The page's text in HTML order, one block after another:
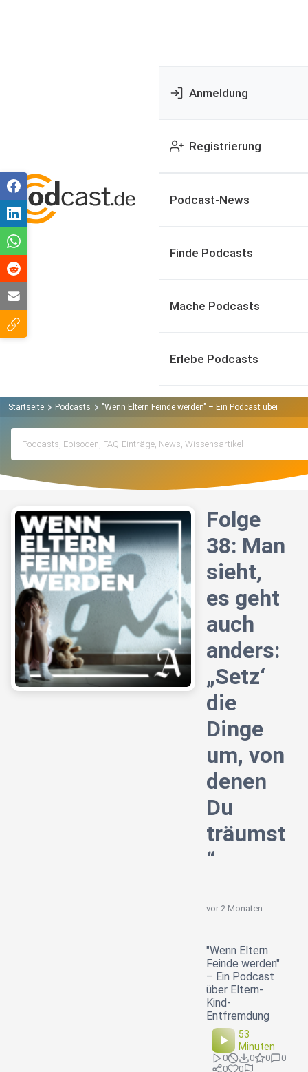
Anmeldung
Registrierung
Podcast-News
Finde Podcasts
Mache Podcasts
Erlebe Podcasts
Startseite Podcasts "Wenn Eltern Feinde werden" – Ein Podcast über
Folge
38: Man
sieht,
es geht
auch
anders:
„Setz‘
die
Dinge
um, von
denen
Du
träumst
“
vor 2 Monaten
"Wenn Eltern
Feinde werden"
– Ein Podcast
über Eltern-
Kind-
Entfremdung
53
Minuten
0 0 0
0
0
0